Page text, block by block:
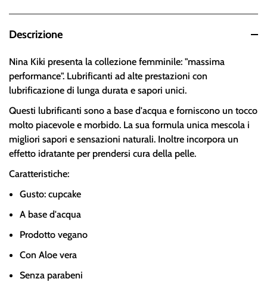
Descrizione
Nina Kiki presenta la collezione femminile: "massima
performance". Lubrificanti ad alte prestazioni con
lubrificazione di lunga durata e sapori unici.
Questi lubrificanti sono a base d'acqua e forniscono un tocco
molto piacevole e morbido. La sua formula unica mescola i
migliori sapori e sensazioni naturali. Inoltre incorpora un
effetto idratante per prendersi cura della pelle.
Caratteristiche:
Gusto: cupcake
A base d'acqua
Prodotto vegano
Con Aloe vera
Senza parabeni